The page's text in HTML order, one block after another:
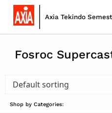
Axia Tekindo
Fosroc
Shop by Categories: